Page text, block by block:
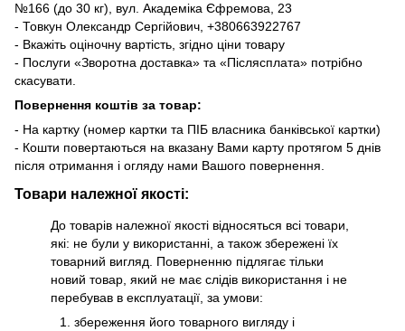
№166 (до 30 кг), вул. Академіка Єфремова, 23
- Товкун Олександр Сергійович, +380663922767
- Вкажіть оціночну вартість, згідно ціни товару
- Послуги «Зворотна доставка» та «Післясплата» потрібно
скасувати.
Повернення коштів за товар:
- На картку (номер картки та ПІБ власника банківської картки)
- Кошти повертаються на вказану Вами карту протягом 5 днів
після отримання і огляду нами Вашого повернення.
Товари належної якості:
До товарів належної якості відносяться всі товари,
які: не були у використанні, а також збережені їх
товарний вигляд. Поверненню підлягає тільки
новий товар, який не має слідів використання і не
перебував в експлуатації, за умови:
збереження його товарного вигляду і